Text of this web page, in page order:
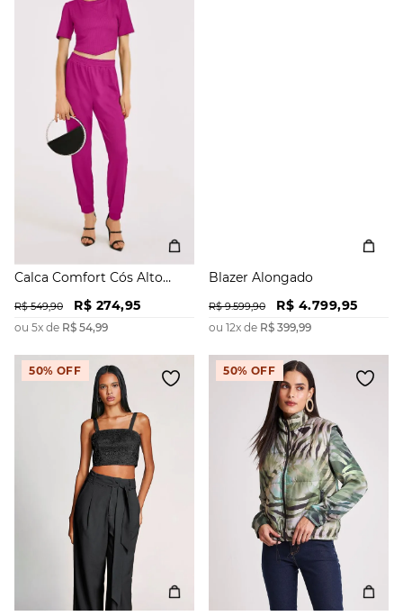
Calca Comfort Cós Alto
R$ 549,90 R$ 274,95
ou 5x de R$ 54,99
Blazer Alongado
R$ 9.599,90 R$ 4.799,95
ou 12x de R$ 399,99
50% OFF 50% OFF